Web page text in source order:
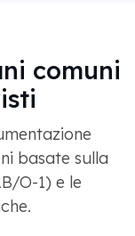
comuni
basate sulla
O-1) e le